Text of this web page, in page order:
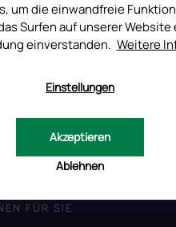
um die einwandfreie
Surfen auf unserer Website
einverstanden. Weitere
Einstellungen
Ablehnen
Akzeptieren
FÜR SIE